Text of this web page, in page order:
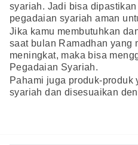
syariah. Jadi bisa
pegadaian syariah aman
Jika kamu membutuhkan
saat bulan Ramadhan yang
meningkat, maka bisa
Pegadaian Syariah.
Pahami juga produk-produk
syariah dan disesuaikan